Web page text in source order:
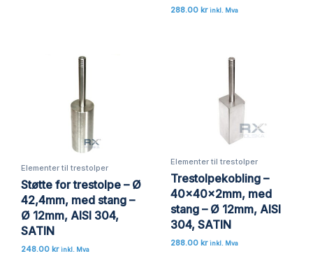
288.00 kr inkl. Mva
Elementer til trestolper
Støtte for trestolpe – Ø
42,4mm, med stang –
Ø 12mm, AISI 304,
SATIN
248.00 kr inkl. Mva
Elementer til trestolper
Trestolpekobling –
40x40x2mm, med
stang – Ø 12mm, AISI
304, SATIN
288.00 kr inkl. Mva